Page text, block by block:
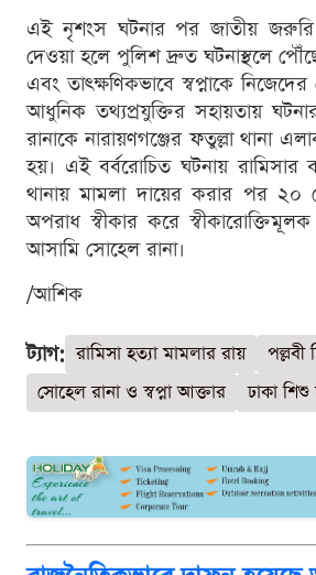
এই নৃশংস ঘটনার পর জাতীয়
দেওয়া হলে পুলিশ দ্রুত ঘটনাস্থলে
এবং তাৎক্ষণিকভাবে স্বপ্নাকে
আধুনিক তথ্যপ্রযুক্তির সহায়তায়
রানাকে নারায়ণগঞ্জের ফতুল্লা থানা
হয়। এই বর্বরোচিত ঘটনায় রামিসার
থানায় মামলা দায়ের করার পর ২০
অপরাধ স্বীকার করে
আসামি সোহেল রানা।
/আশিক
ট্যাগ: রামিসা হত্যা মামলার রায়
পল্লবী
সোহেল রানা ও স্বপ্না আক্তার
ঢাকা শিশু